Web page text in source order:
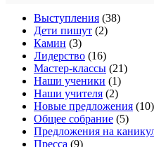
Выступления (38)
Дети пишут (2)
Камин (3)
Лидерство (16)
Мастер-классы (21)
Наши ученики (1)
Наши учителя (2)
Новые предложения (10)
Общее собрание (5)
Предложения на
Пресса (9)